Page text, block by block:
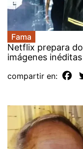
Fama
Netflix prepara
imágenes
compartir en: